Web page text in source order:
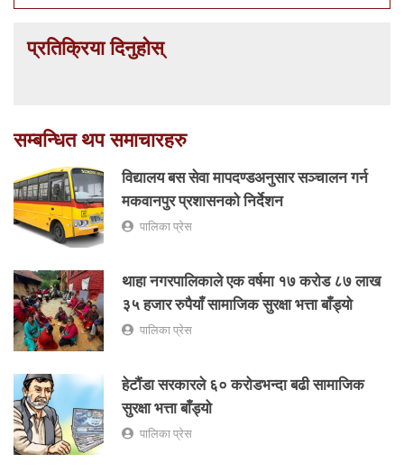
प्रतिक्रिया दिनुहोस्
सम्बन्धित थप समाचारहरु
विद्यालय बस सेवा मापदण्डअनुसार सञ्चालन गर्न
मकवानपुर प्रशासनको निर्देशन
पालिका प्रेस
थाहा नगरपालिकाले एक वर्षमा १७ करोड ८७ लाख
३५ हजार रुपैयाँ सामाजिक सुरक्षा भत्ता बाँड्यो
पालिका प्रेस
हेटौंडा सरकारले ६० करोडभन्दा बढी सामाजिक
सुरक्षा भत्ता बाँड्यो
पालिका प्रेस